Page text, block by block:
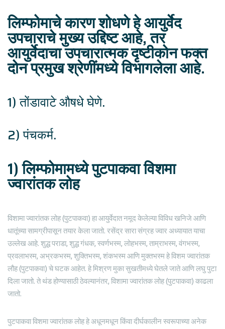
लिम्फोमाचे कारण शोधणे हे आयुर्वेद
उपचाराचे मुख्य उद्दिष्ट आहे, तर
आयुर्वेदाचा उपचारात्मक दृष्टीकोन फक्त
दोन प्रमुख श्रेणींमध्ये विभागलेला आहे.
1) तोंडावाटे औषधे घेणे.
2) पंचकर्म.
1) लिम्फोमामध्ये पुटपाकवा विशमा
ज्वारांतक लोह
विशामा ज्वारांतक लोह (पुटपाकवा) हा आयुर्वेदात नमूद केलेल्या विविध खनिजे आणि
धातूंच्या सामग्रीपासून तयार केला जातो. रसेंद्र सारा संग्रह ज्वार अध्यायात याचा
उल्लेख आहे. शुद्ध पराडा, शुद्ध गंधक, स्वर्णभस्म, लोहभस्म, ताम्राभस्म, वंगभस्म,
प्रवलाभस्म, अभ्रकभस्म, शुक्तिभस्म, शंकभस्म आणि मुक्तभस्म हे विशम ज्वारांतक
लौह (पुटपाकवा) चे घटक आहेत. हे मिश्रण मुका सुखतीमध्ये घेतले जाते आणि लघु पुटा
दिला जातो. ते थंड होण्यासाठी ठेवल्यानंतर, विशामा ज्वारांतक लोह (पुटपाकवा) काढला
जातो.
पुटपाकवा विशमा ज्वारांतक लोह हे अधूनमधून किंवा दीर्घकालीन स्वरूपाच्या अनेक